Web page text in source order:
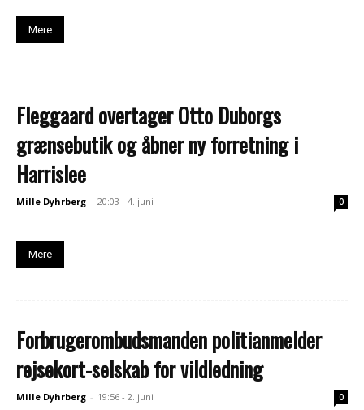
Mere
Fleggaard overtager Otto Duborgs
grænsebutik og åbner ny forretning i
Harrislee
Mille Dyhrberg - 20:03 - 4. juni 0
Mere
Forbrugerombudsmanden politianmelder
rejsekort-selskab for vildledning
Mille Dyhrberg - 19:56 - 2. juni 0